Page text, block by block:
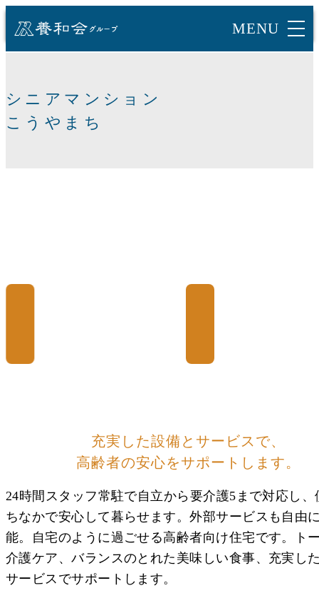
シニアマンション
こうやまち
充実した設備とサービスで、
高齢者の安心をサポートします。
24時間スタッフ常駐で自立から要介護5まで対応し、
ちなかで安心して暮らせます。外部サービスも自由
能。自宅のように過ごせる高齢者向け住宅です。ト
介護ケア、バランスのとれた美味しい食事、充実し
サービスでサポートします。